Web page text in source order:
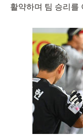
활약하며 팀 승리를